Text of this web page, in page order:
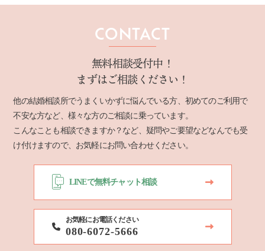
CONTACT
無料相談受付中！
まずはご相談ください！
他の結婚相談所でうまくいかずに悩んでいる方、初めてのご利用で
不安な方など、様々な方のご相談に乗っています。
こんなことも相談できますか？など、疑問やご要望などなんでも受
け付けますので、お気軽にお問い合わせください。
LINEで無料チャット相談
お気軽にお電話ください
080-6072-5666